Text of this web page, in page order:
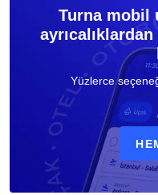
Turna mobil
Yüzlerce